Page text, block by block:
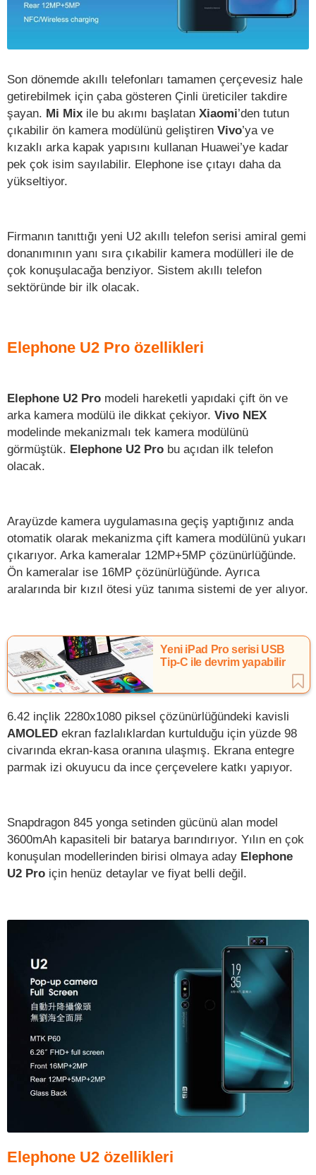
Son dönemde akıllı telefonları tamamen çerçevesiz hale
getirebilmek için çaba gösteren Çinli üreticiler takdire
şayan. Mi Mix ile bu akımı başlatan Xiaomi’den tutun
çıkabilir ön kamera modülünü geliştiren Vivo’ya ve
kızaklı arka kapak yapısını kullanan Huawei’ye kadar
pek çok isim sayılabilir. Elephone ise çıtayı daha da
yükseltiyor.
Firmanın tanıttığı yeni U2 akıllı telefon serisi amiral gemi
donanımının yanı sıra çıkabilir kamera modülleri ile de
çok konuşulacağa benziyor. Sistem akıllı telefon
sektöründe bir ilk olacak.
Elephone U2 Pro özellikleri
Elephone U2 Pro modeli hareketli yapıdaki çift ön ve
arka kamera modülü ile dikkat çekiyor. Vivo NEX
modelinde mekanizmalı tek kamera modülünü
görmüştük. Elephone U2 Pro bu açıdan ilk telefon
olacak.
Arayüzde kamera uygulamasına geçiş yaptığınız anda
otomatik olarak mekanizma çift kamera modülünü yukarı
çıkarıyor. Arka kameralar 12MP+5MP çözünürlüğünde.
Ön kameralar ise 16MP çözünürlüğünde. Ayrıca
aralarında bir kızıl ötesi yüz tanıma sistemi de yer alıyor.
Yeni iPad Pro serisi USB
Tip-C ile devrim yapabilir
6.42 inçlik 2280x1080 piksel çözünürlüğündeki kavisli
AMOLED ekran fazlalıklardan kurtulduğu için yüzde 98
civarında ekran-kasa oranına ulaşmış. Ekrana entegre
parmak izi okuyucu da ince çerçevelere katkı yapıyor.
Snapdragon 845 yonga setinden gücünü alan model
3600mAh kapasiteli bir batarya barındırıyor. Yılın en çok
konuşulan modellerinden birisi olmaya aday Elephone
U2 Pro için henüz detaylar ve fiyat belli değil.
Elephone U2 özellikleri